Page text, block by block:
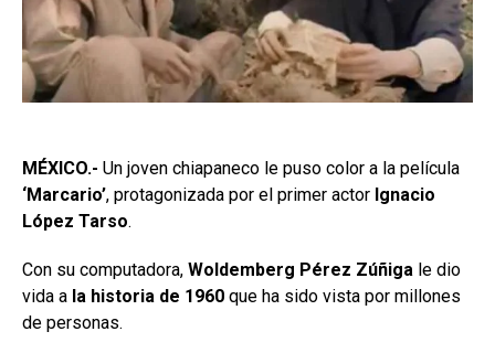
MÉXICO.- Un joven chiapaneco le puso color a la película
‘Marcario’, protagonizada por el primer actor Ignacio
López Tarso.
Con su computadora, Woldemberg Pérez Zúñiga le dio
vida a la historia de 1960 que ha sido vista por millones
de personas.